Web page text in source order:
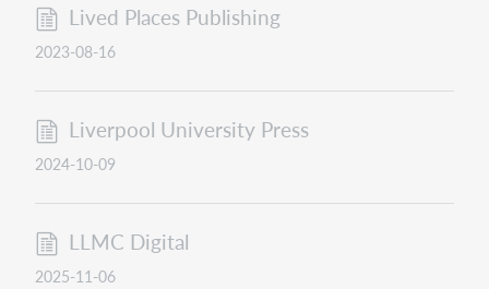
Lived Places Publishing
2023-08-16
Liverpool University Press
2024-10-09
LLMC Digital
2025-11-06